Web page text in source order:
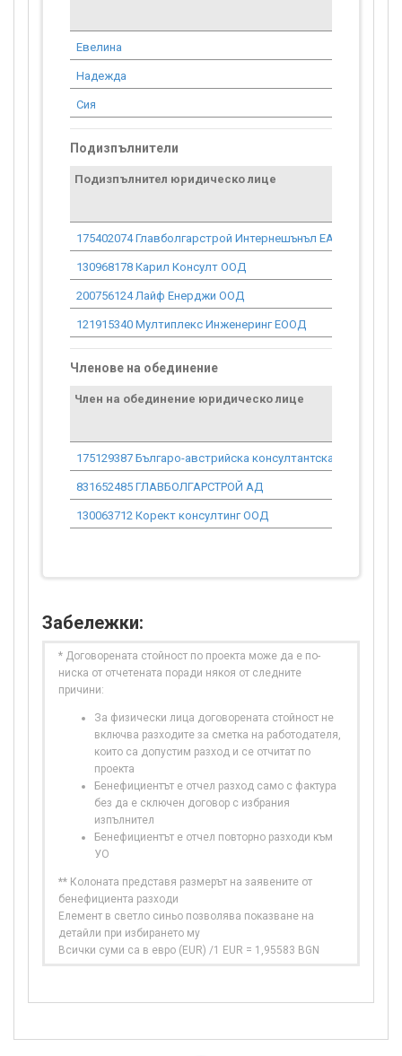
Евелина
Надежда
Сия
Подизпълнители
Подизпълнител юридическо лице
175402074 Главболгарстрой Интернешънъл ЕАД
130968178 Карил Консулт ООД
200756124 Лайф Енерджи ООД
121915340 Мултиплекс Инженеринг ЕООД
Членове на обединение
Член на обединение юридическо лице
175129387 Българо-австрийска консултантска компания
831652485 ГЛАВБОЛГАРСТРОЙ АД
130063712 Корект консултинг ООД
Забележки:
* Договорената стойност по проекта може да е по-
ниска от отчетената поради някоя от следните
причини:
За физически лица договорената стойност не
включва разходите за сметка на работодателя,
които са допустим разход и се отчитат по
проекта
Бенефициентът е отчел разход само с фактура
без да е сключен договор с избрания
изпълнител
Бенефициентът е отчел повторно разходи към
УО
** Колоната представя размерът на заявените от
бенефициента разходи
Елемент в светло синьо позволява показване на
детайли при избирането му
Всички суми са в евро (EUR) /1 EUR = 1,95583 BGN